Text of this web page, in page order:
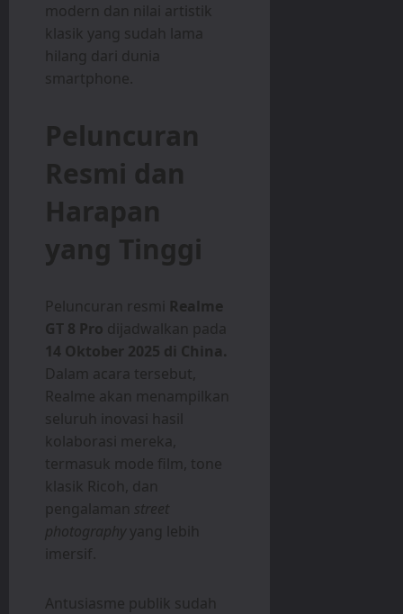
modern dan nilai artistik
klasik yang sudah lama
hilang dari dunia
smartphone.
Peluncuran
Resmi dan
Harapan
yang Tinggi
Peluncuran resmi Realme
GT 8 Pro dijadwalkan pada
14 Oktober 2025 di China.
Dalam acara tersebut,
Realme akan menampilkan
seluruh inovasi hasil
kolaborasi mereka,
termasuk mode film, tone
klasik Ricoh, dan
pengalaman street
photographyyang lebih
imersif.
Antusiasme publik sudah